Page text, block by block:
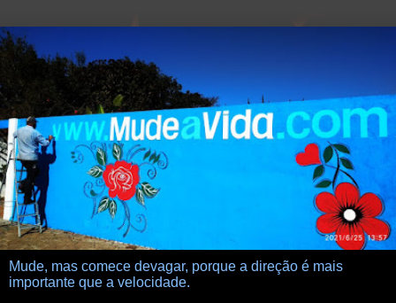
Mude, mas comece devagar, porque a direção é mais
importante que a velocidade.